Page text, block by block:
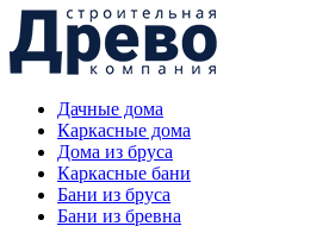
Дачные дома
Каркасные дома
Дома из бруса
Каркасные бани
Бани из бруса
Бани из бревна